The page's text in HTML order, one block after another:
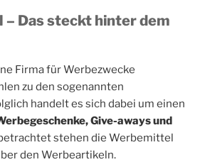
Das steckt hinter dem
Firma für Werbezwecke
zu den sogenannten
handelt es sich dabei um einen
Give-aways und
stehen die Werbemittel
den Werbeartikeln.